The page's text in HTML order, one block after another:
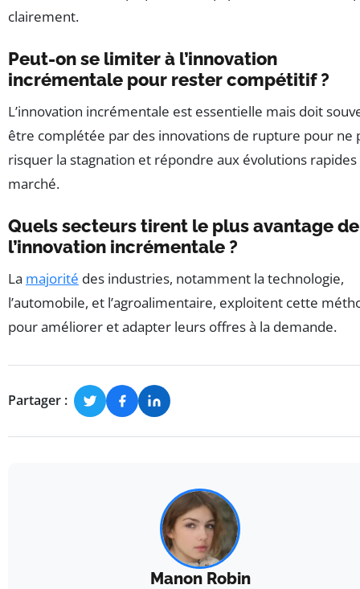
clairement.
Peut-on se limiter à l’innovation
incrémentale pour rester compétitif ?
L’innovation incrémentale est essentielle mais doit
être complétée par des innovations de rupture pour ne
risquer la stagnation et répondre aux évolutions rapides
marché.
Quels secteurs tirent le plus avantage de
l’innovation incrémentale ?
La majorité des industries, notamment la technologie,
l’automobile, et l’agroalimentaire, exploitent cette
pour améliorer et adapter leurs offres à la demande.
Partager :
Manon Robin